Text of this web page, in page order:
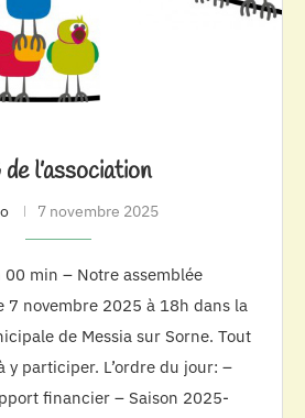
l’association
7 novembre 2025
min – Notre assemblée
7 novembre 2025 à 18h dans la
de Messia sur Sorne. Tout
y participer. L’ordre du jour: –
financier – Saison 2025-